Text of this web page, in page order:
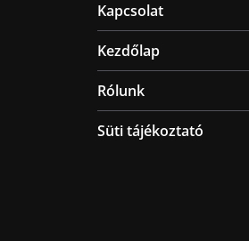
Kapcsolat
Kezdőlap
Rólunk
Süti tájékoztató